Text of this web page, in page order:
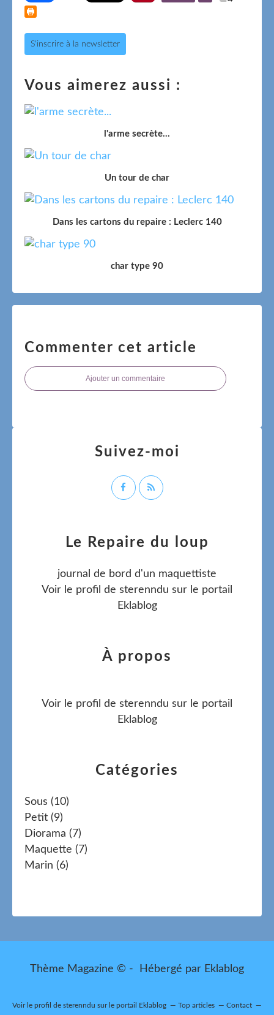
S'inscrire à la newsletter
Vous aimerez aussi :
l'arme secrète...
Un tour de char
Dans les cartons du repaire : Leclerc 140
char type 90
Commenter cet article
Ajouter un commentaire
Catégories
Sous (10)
Petit (9)
Diorama (7)
Maquette (7)
Marin (6)
Le Repaire du loup
journal de bord d'un maquettiste
Voir le profil de sterenndu sur le portail
Eklablog
Suivez-moi
À propos
Voir le profil de sterenndu sur le portail
Eklablog
Thème Magazine © - Hébergé par Eklablog
Voir le profil de sterenndu sur le portail Eklablog Top articles Contact